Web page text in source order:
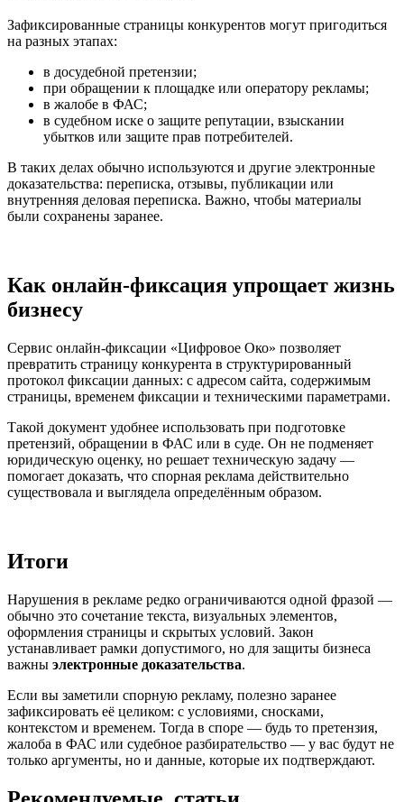
Зафиксированные страницы конкурентов могут пригодиться
на разных этапах:
в досудебной претензии;
при обращении к площадке или оператору рекламы;
в жалобе в ФАС;
в судебном иске о защите репутации, взыскании
убытков или защите прав потребителей.
В таких делах обычно используются и другие электронные
доказательства: переписка, отзывы, публикации или
внутренняя деловая переписка. Важно, чтобы материалы
были сохранены заранее.
Как онлайн-фиксация упрощает жизнь
бизнесу
Сервис онлайн-фиксации «Цифровое Око» позволяет
превратить страницу конкурента в структурированный
протокол фиксации данных: с адресом сайта, содержимым
страницы, временем фиксации и техническими параметрами.
Такой документ удобнее использовать при подготовке
претензий, обращении в ФАС или в суде. Он не подменяет
юридическую оценку, но решает техническую задачу —
помогает доказать, что спорная реклама действительно
существовала и выглядела определённым образом.
Итоги
Нарушения в рекламе редко ограничиваются одной фразой —
обычно это сочетание текста, визуальных элементов,
оформления страницы и скрытых условий. Закон
устанавливает рамки допустимого, но для защиты бизнеса
важны электронные доказательства.
Если вы заметили спорную рекламу, полезно заранее
зафиксировать её целиком: с условиями, сносками,
контекстом и временем. Тогда в споре — будь то претензия,
жалоба в ФАС или судебное разбирательство — у вас будут не
только аргументы, но и данные, которые их подтверждают.